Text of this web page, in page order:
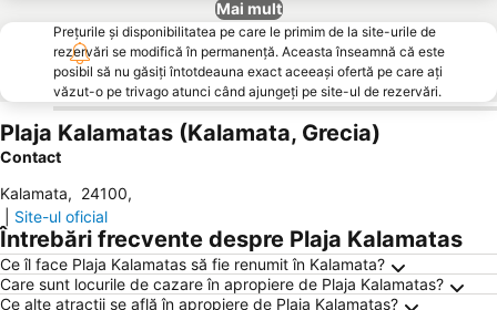
Mai mult
Prețurile și disponibilitatea pe care le primim de la site-urile de
rezervări se modifică în permanență. Aceasta înseamnă că este
posibil să nu găsiți întotdeauna exact aceeași ofertă pe care ați
văzut-o pe trivago atunci când ajungeți pe site-ul de rezervări.
Plaja Kalamatas (Kalamata, Grecia)
Contact
Kalamata, 24100,
Site-ul oficial
Întrebări frecvente despre Plaja Kalamatas
Ce îl face Plaja Kalamatas să fie renumit în Kalamata?
Care sunt locurile de cazare în apropiere de Plaja Kalamatas?
Ce alte atracții se află în apropiere de Plaja Kalamatas?